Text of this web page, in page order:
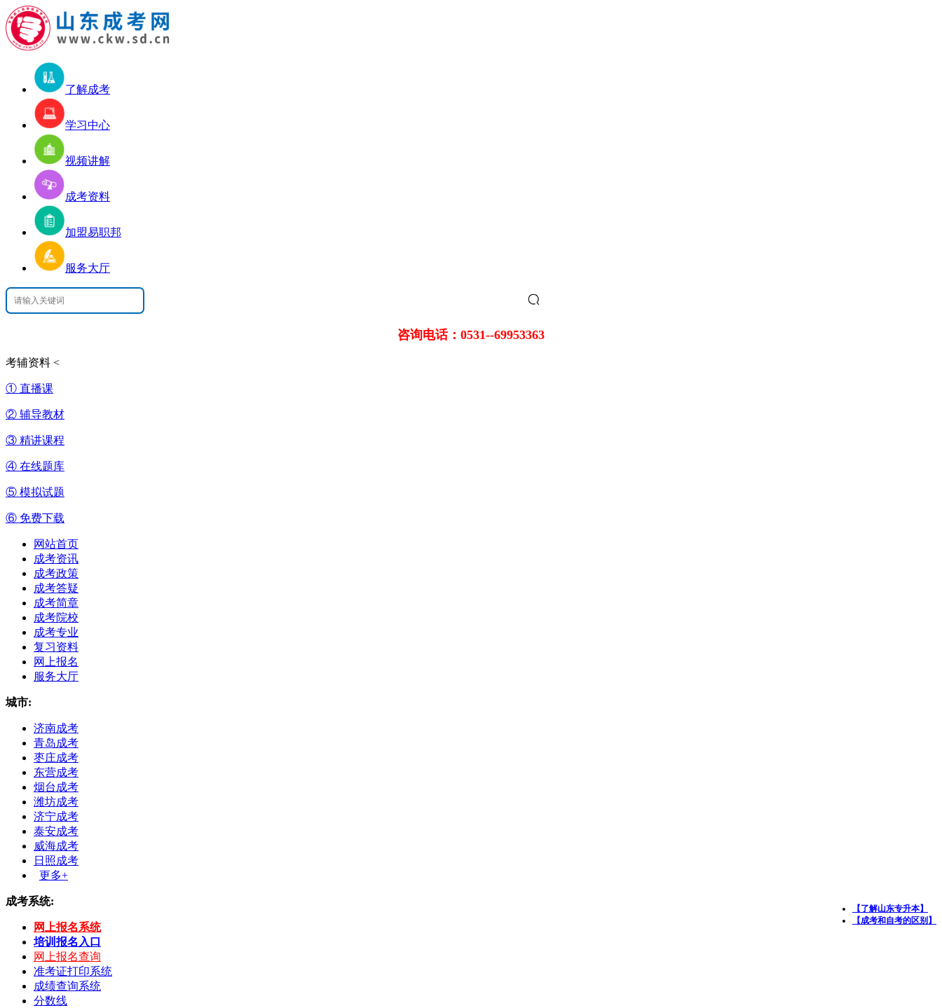
了解成考
学习中心
视频讲解
成考资料
加盟易职邦
服务大厅
咨询电话：0531--69953363
考辅资料 <
① 直播课
② 辅导教材
③ 精讲课程
④ 在线题库
⑤ 模拟试题
⑥ 免费下载
网站首页
成考资讯
成考政策
成考答疑
成考简章
成考院校
成考专业
复习资料
网上报名
服务大厅
城市:
济南成考
青岛成考
枣庄成考
东营成考
烟台成考
潍坊成考
济宁成考
泰安成考
威海成考
日照成考
更多+
【了解山东专升本】
【成考和自考的区别】
成考系统:
网上报名系统
培训报名入口
网上报名查询
准考证打印系统
成绩查询系统
分数线